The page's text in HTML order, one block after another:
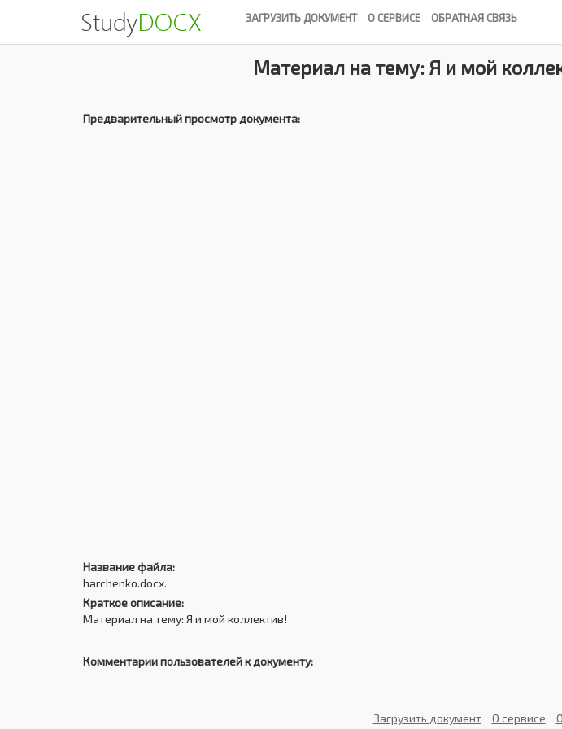
ЗАГРУЗИТЬ ДОКУМЕНТ О СЕРВИСЕ ОБРАТНАЯ СВЯЗЬ
Материал на тему: Я и мой
Предварительный просмотр документа:
Название файла:
harchenko.docx.
Краткое описание:
Материал на тему: Я и мой коллектив!
Комментарии пользователей к документу:
Загрузить документ О сервисе